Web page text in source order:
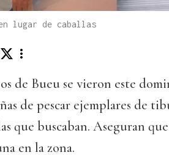
lugar de caballas
de Bueu se vieron este
de pescar ejemplares de
que buscaban. Aseguran
en la zona.